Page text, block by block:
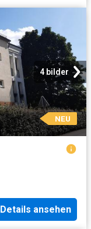
4 bilder
NEU
Details ansehen